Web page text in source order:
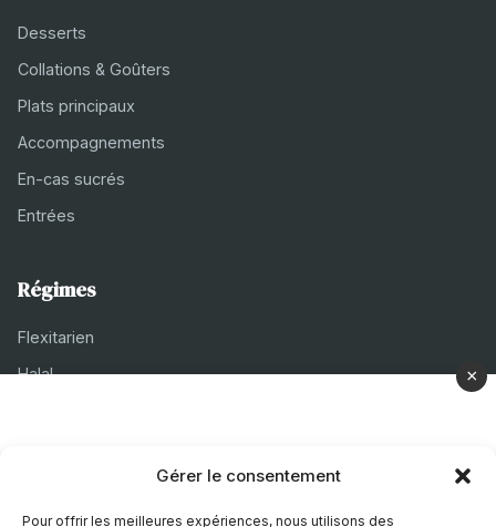
Gérer le consentement
Pour offrir les meilleures expériences, nous utilisons des
Desserts
Collations & Goûters
Plats principaux
Accompagnements
En-cas sucrés
Entrées
Régimes
Flexitarien
Halal
À propos
×